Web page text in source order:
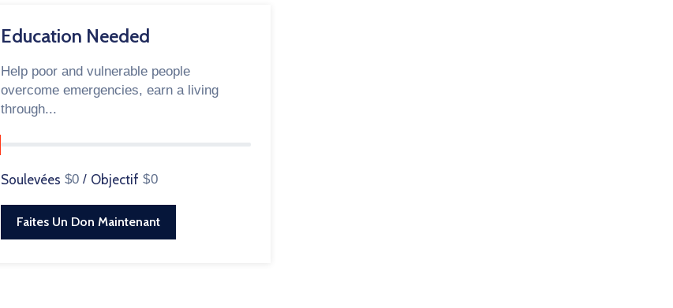
Education Needed
Help poor and vulnerable people
overcome emergencies, earn a living
through...
Soulevées $0 / Objectif $0
Faites Un Don Maintenant